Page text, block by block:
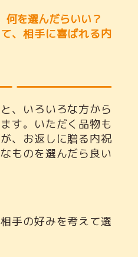
何を選んだらいい？
、相手に喜ばれる内
、いろいろな方から
す。いただく品物も
、お返しに贈る内祝
ものを選んだら良い
手の好みを考えて選